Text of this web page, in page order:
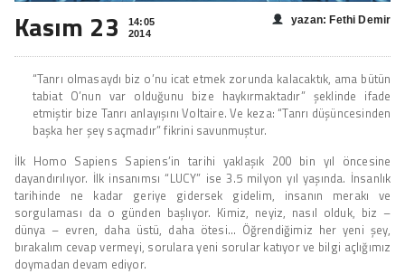
Kasım 23
14:05
2014
yazan: Fethi Demir
“Tanrı olmasaydı biz o’nu icat etmek zorunda kalacaktık, ama bütün
tabiat O’nun var olduğunu bize haykırmaktadır” şeklinde ifade
etmiştir bize Tanrı anlayışını Voltaire. Ve keza: “Tanrı düşüncesinden
başka her şey saçmadır” fikrini savunmuştur.
İlk Homo Sapiens Sapiens’in tarihi yaklaşık 200 bin yıl öncesine
dayandırılıyor. İlk insanımsı “LUCY” ise 3.5 milyon yıl yaşında. İnsanlık
tarihinde ne kadar geriye gidersek gidelim, insanın merakı ve
sorgulaması da o günden başlıyor. Kimiz, neyiz, nasıl olduk, biz –
dünya – evren, daha üstü, daha ötesi… Öğrendiğimiz her yeni şey,
bırakalım cevap vermeyi, sorulara yeni sorular katıyor ve bilgi açlığımız
doymadan devam ediyor.